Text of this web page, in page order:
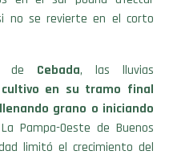
de
en su tramo final
grano o iniciando
Pampa-Oeste de Buenos
limitó el crecimiento del
la merma de